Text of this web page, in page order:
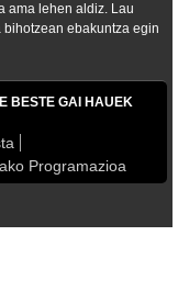
ama lehen aldiz. Lau
ebakuntza egin
BESTE GAI HAUEK
Programazioa